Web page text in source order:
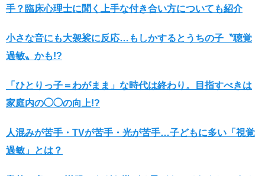
手？臨床心理士に聞く上手な付き合い方についても紹介
小さな音にも大袈裟に反応…もしかするとうちの子〝聴覚
過敏〟かも!?
「ひとりっ子＝わがまま」な時代は終わり。目指すべきは
家庭内の◯◯の向上!?
人混みが苦手・TVが苦手・光が苦手…子どもに多い「視覚
過敏」とは？